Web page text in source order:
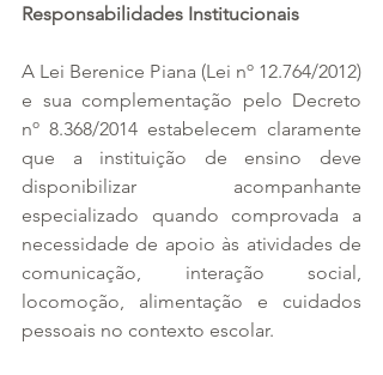
Responsabilidades Institucionais
A Lei Berenice Piana (Lei nº 12.764/2012)
e sua complementação pelo Decreto
nº 8.368/2014 estabelecem claramente
que a instituição de ensino deve
disponibilizar acompanhante
especializado quando comprovada a
necessidade de apoio às atividades de
comunicação, interação social,
locomoção, alimentação e cuidados
pessoais no contexto escolar.